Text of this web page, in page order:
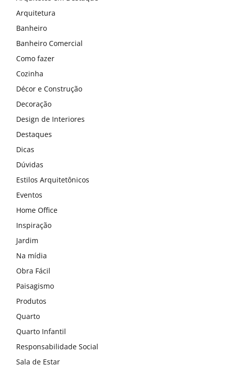
Arquitetura
Banheiro
Banheiro Comercial
Como fazer
Cozinha
Décor e Construção
Decoração
Design de Interiores
Destaques
Dicas
Dúvidas
Estilos Arquitetônicos
Eventos
Home Office
Inspiração
Jardim
Na mídia
Obra Fácil
Paisagismo
Produtos
Quarto
Quarto Infantil
Responsabilidade Social
Sala de Estar